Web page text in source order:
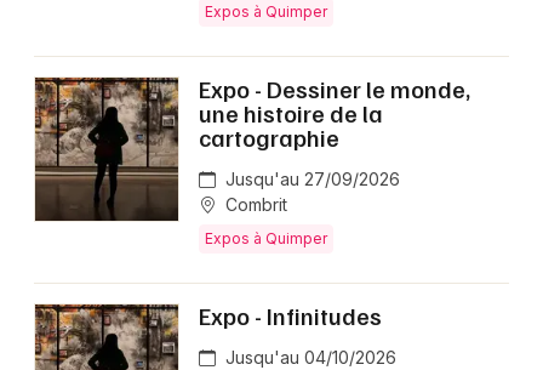
Expos à Quimper
Expo - Dessiner le monde,
une histoire de la
cartographie
Jusqu'au 27/09/2026
Combrit
Expos à Quimper
Expo - Infinitudes
Jusqu'au 04/10/2026